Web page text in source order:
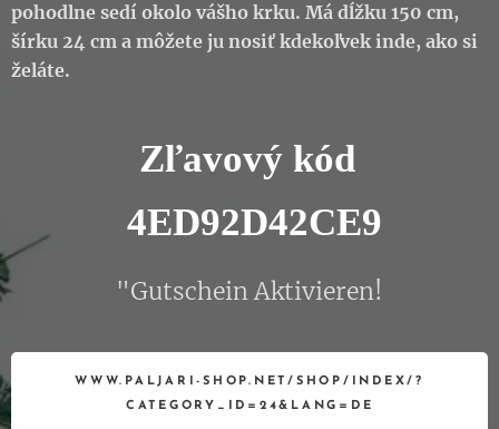
pohodlne sedí okolo vášho krku. Má dĺžku 150 cm,
šírku 24 cm a môžete ju nosiť kdekoľvek inde, ako si
želáte.
Zľavový kód
4ED92D42CE9
"Gutschein Aktivieren!
WWW.PALJARI-SHOP.NET/SHOP/INDEX/?
CATEGORY_ID=24&LANG=DE